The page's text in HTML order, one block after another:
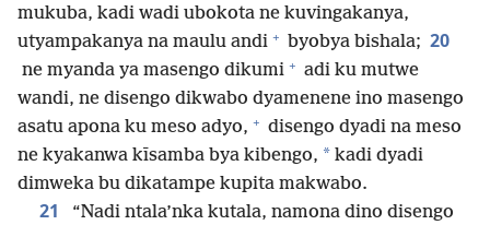
mukuba, kadi wadi ubokota ne kuvingakanya,
utyampakanya na maulu andi + byobya bishala; 20
ne myanda ya masengo dikumi + adi ku mutwe
wandi, ne disengo dikwabo dyamenene ino masengo
asatu apona ku meso adyo, + disengo dyadi na meso
ne kyakanwa kīsamba bya kibengo, * kadi dyadi
dimweka bu dikatampe kupita makwabo.
21
“Nadi ntala’nka kutala, namona dino disengo